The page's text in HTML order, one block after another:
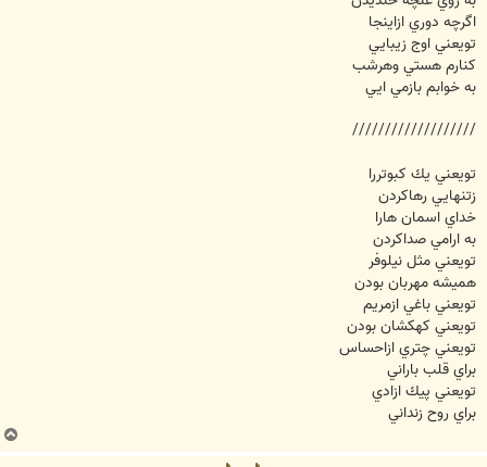
اگرچه دوري ازاينجا
تويعني اوج زيبايي
كنارم هستي وهرشب
به خوابم بازمي ايي
///////////////////
تويعني يك كبوتررا
زتنهايي رهاكردن
خداي اسمان هارا
به ارامي صداكردن
تويعني مثل نيلوفر
هميشه مهربان بودن
تويعني باغي ازمريم
تويعني كهكشان بودن
تويعني چتري ازاحساس
براي قلب باراني
تويعني پيك ازادي
براي روح زنداني
ب
ا